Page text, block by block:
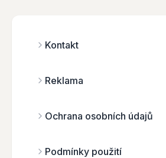
Kontakt
Reklama
Ochrana osobních údajů
Podmínky použití